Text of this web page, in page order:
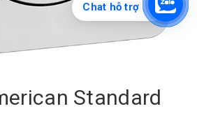
Standard
Chat hỗ trợ